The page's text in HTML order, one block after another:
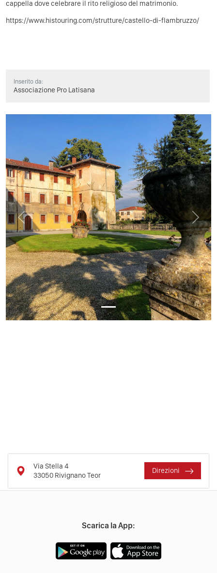
cappella dove celebrare il rito religioso del matrimonio.
https://www.histouring.com/strutture/castello-di-flambruzzo/
Inserito da:
Associazione Pro Latisana
Previous Next
Via Stella 4
33050 Rivignano Teor
Direzioni
Scarica la App: